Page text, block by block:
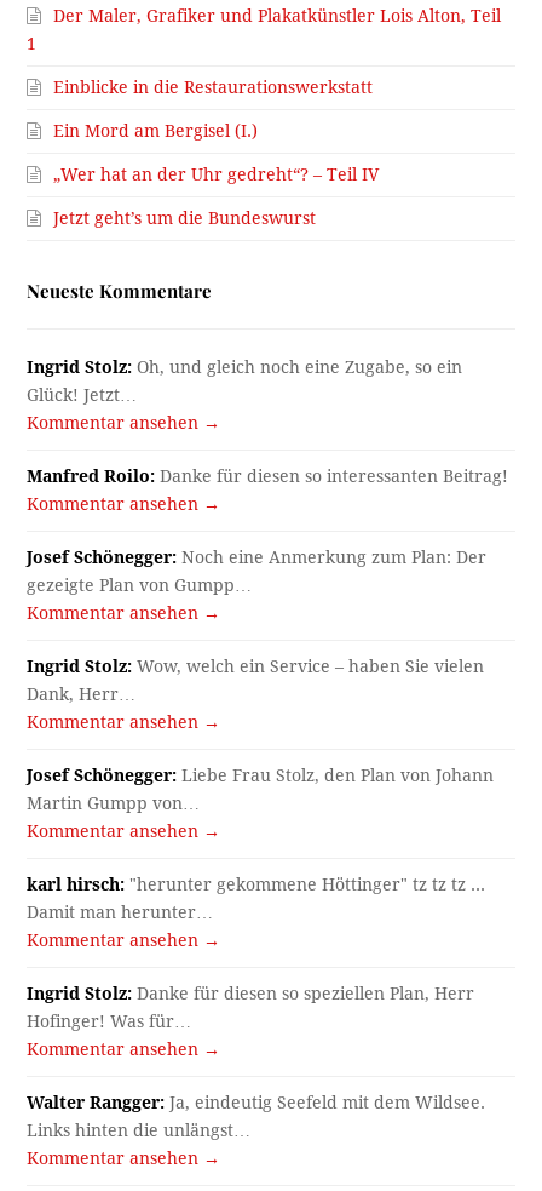
Der Maler, Grafiker und Plakatkünstler Lois Alton, Teil
1
Einblicke in die Restaurationswerkstatt
Ein Mord am Bergisel (I.)
„Wer hat an der Uhr gedreht“? – Teil IV
Jetzt geht’s um die Bundeswurst
Neueste Kommentare
Ingrid Stolz: Oh, und gleich noch eine Zugabe, so ein
Glück! Jetzt…
Kommentar ansehen →
Manfred Roilo: Danke für diesen so interessanten Beitrag!
Kommentar ansehen →
Josef Schönegger: Noch eine Anmerkung zum Plan: Der
gezeigte Plan von Gumpp…
Kommentar ansehen →
Ingrid Stolz: Wow, welch ein Service – haben Sie vielen
Dank, Herr…
Kommentar ansehen →
Josef Schönegger: Liebe Frau Stolz, den Plan von Johann
Martin Gumpp von…
Kommentar ansehen →
karl hirsch: "herunter gekommene Höttinger" tz tz tz ...
Damit man herunter…
Kommentar ansehen →
Ingrid Stolz: Danke für diesen so speziellen Plan, Herr
Hofinger! Was für…
Kommentar ansehen →
Walter Rangger: Ja, eindeutig Seefeld mit dem Wildsee.
Links hinten die unlängst…
Kommentar ansehen →